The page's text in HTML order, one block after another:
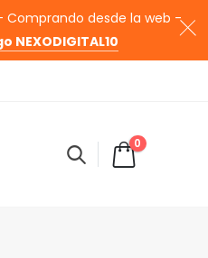
desde la web -
NEXODIGITAL10
0